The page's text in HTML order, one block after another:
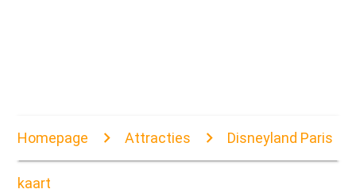
Homepage Attracties Disneyland Paris
kaart